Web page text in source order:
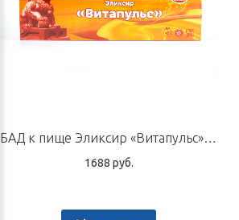
БАД к пище Эликсир «Витапульс», 12 флаконов по 10 мл
1688 руб.